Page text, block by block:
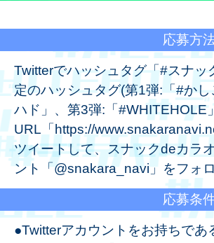
応募方
Twitterでハッシュタグ「#スナ
定のハッシュタグ(第1弾:「#か
ハド」、第3弾:「#WHITEHOLE
URL「https://
ツイートして、スナックdeカラ
ント「@snakara_navi」をフォ
応募条
●Twitterアカウントをお持ちであ